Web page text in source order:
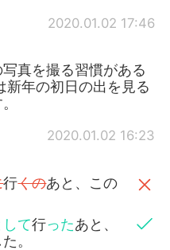
2020.01.02 17:46
真を撮る習慣がある
新年の初日の出を見る
2020.01.02 16:23
行くのあと、この
して行ったあと、
。